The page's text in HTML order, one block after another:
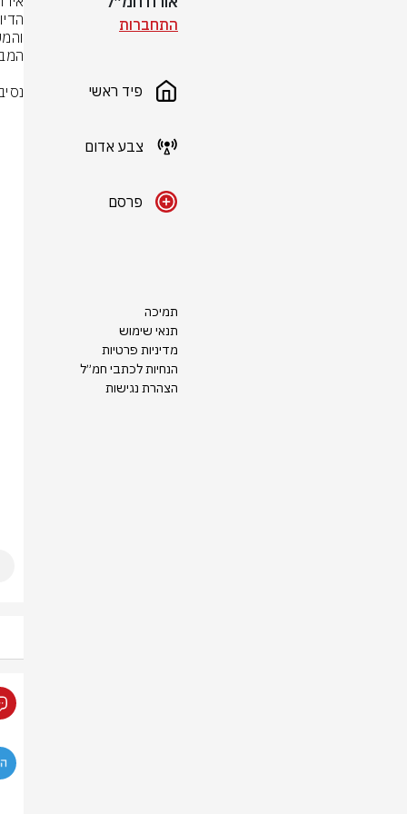
התחברות
פיד ראשי
צבע אדום
פרסם
תמיכה
תנאי שימוש
מדיניות פרטיות
הנחיות לכתבי חמ״ל
הצהרת נגישות